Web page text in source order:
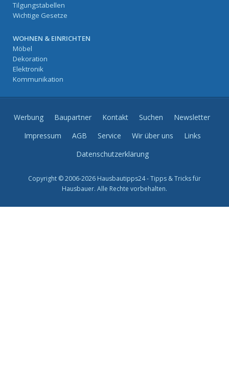
Tilgungstabellen
Wichtige Gesetze
WOHNEN & EINRICHTEN
Möbel
Dekoration
Elektronik
Kommunikation
Werbung Baupartner Kontakt Suchen
Newsletter
Impressum
AGB Service Wir über uns
Links
Datenschutzerklärung
Copyright © 2006-2026 Hausbautipps24 - Tipps & Tricks für
Hausbauer. Alle Rechte vorbehalten.